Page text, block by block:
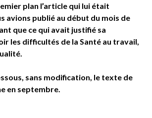
plan l’article qui lui était
avions publié au début du mois de
que ce qui avait justifié sa
les difficultés de la Santé au travail,
sans modification, le texte de
en septembre.